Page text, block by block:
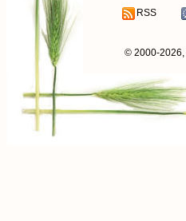
RSS
© 2000-2026,